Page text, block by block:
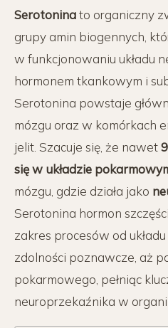
Serotoninato organiczny
grupy amin biogennych,
w funkcjonowaniu układu
hormonem tkankowym i
Serotonina powstaje
mózgu oraz w komórkach
jelit. Szacuje się, że nawet
się w układzie
mózgu, gdzie działa jako
Serotonina hormon
zakres procesów od
zdolności poznawcze, aż
pokarmowego, pełniąc
neuroprzekaźnika w